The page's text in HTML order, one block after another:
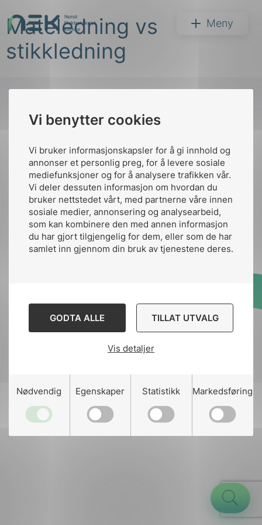
Vi benytter cookies
Vi bruker informasjonskapsler for å gi innhold og
annonser et personlig preg, for å levere sosiale
mediefunksjoner og for å analysere trafikken vår.
Vi deler dessuten informasjon om hvordan du
bruker nettstedet vårt, med partnerne våre innen
sosiale medier, annonsering og analysearbeid,
som kan kombinere den med annen informasjon
du har gjort tilgjengelig for dem, eller som de har
samlet inn gjennom din bruk av tjenestene deres.
GODTA ALLE TILLAT UTVALG
Vis detaljer
Nødvendig Egenskaper Statistikk Markedsføring
til
innhold
NEK Meny
Søk
Mateledning vs
stikkledning
Kontakt oss
Ansatte
nek@nek.no
Kontakt
Bruk av Cookies
Designed and developed
Stem Agency
toppen